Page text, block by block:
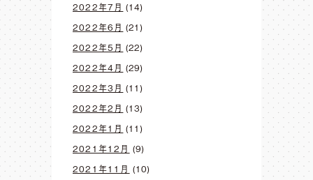
2022年7月 (14)
2022年6月 (21)
2022年5月 (22)
2022年4月 (29)
2022年3月 (11)
2022年2月 (13)
2022年1月 (11)
2021年12月 (9)
2021年11月 (10)